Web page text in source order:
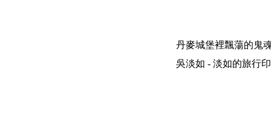
丹麥城堡裡飄蕩的鬼
吳淡如 - 淡如的旅行印